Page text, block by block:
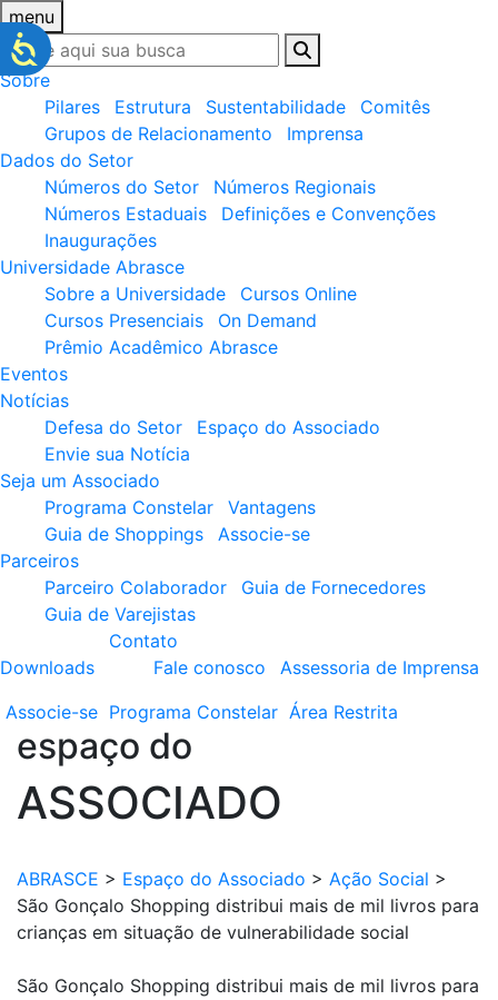
menu
Sobre
Pilares
Estrutura Sustentabilidade
Comitês
Grupos de Relacionamento
Imprensa
Dados do Setor
Números do Setor
Números Regionais
Números Estaduais
Definições e Convenções
Inaugurações
Universidade Abrasce
Sobre a Universidade
Cursos Online
Cursos Presenciais
On Demand
Prêmio Acadêmico Abrasce
Eventos
Notícias
Defesa do Setor
Espaço do Associado
Envie sua Notícia
Seja um Associado
Programa Constelar
Vantagens
Guia de Shoppings
Associe-se
Parceiros
Parceiro Colaborador
Guia de Fornecedores
Guia de Varejistas
Downloads
Contato
Fale conosco
Assessoria de Imprensa
Associe-se Programa Constelar Área Restrita
espaço do
ASSOCIADO
ABRASCE > Espaço do Associado > Ação Social >
São Gonçalo Shopping distribui mais de mil livros para
crianças em situação de vulnerabilidade social
São Gonçalo Shopping distribui mais de mil livros para